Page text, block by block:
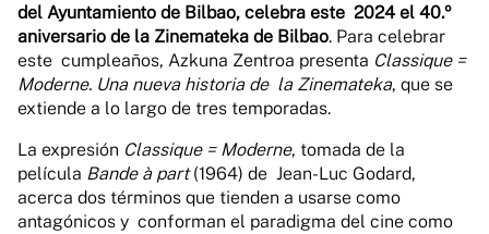
del Ayuntamiento de Bilbao, celebra este 2024 el 40.º
aniversario de la Zinemateka de Bilbao. Para celebrar
este cumpleaños, Azkuna Zentroa presenta Classique =
Moderne. Una nueva historia de la Zinemateka, que se
extiende a lo largo de tres temporadas.
La expresión Classique = Moderne, tomada de la
película Bande à part(1964) de Jean-Luc Godard,
acerca dos términos que tienden a usarse como
antagónicos y conforman el paradigma del cine como